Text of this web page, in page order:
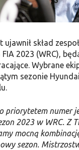
skład
2023 (WRC),
Wybrane
sezonie
priorytetem numer
2023 w WRC. Z
mocną
sezon.